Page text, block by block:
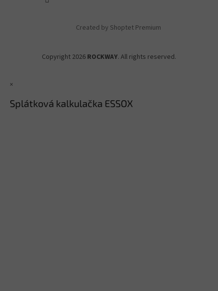
Created by Shoptet Premium
Copyright 2026 ROCKWAY. All rights reserved.
×
Splátková kalkulačka ESSOX